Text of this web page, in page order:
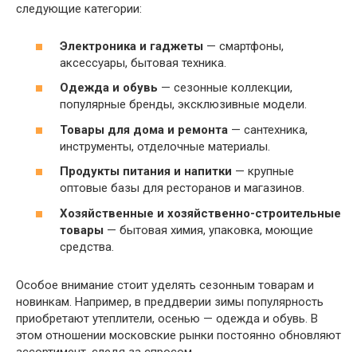
следующие категории:
Электроника и гаджеты — смартфоны,
аксессуары, бытовая техника.
Одежда и обувь — сезонные коллекции,
популярные бренды, эксклюзивные модели.
Товары для дома и ремонта — сантехника,
инструменты, отделочные материалы.
Продукты питания и напитки — крупные
оптовые базы для ресторанов и магазинов.
Хозяйственные и хозяйственно-строительные
товары — бытовая химия, упаковка, моющие
средства.
Особое внимание стоит уделять сезонным товарам и
новинкам. Например, в преддверии зимы популярность
приобретают утеплители, осенью — одежда и обувь. В
этом отношении московские рынки постоянно обновляют